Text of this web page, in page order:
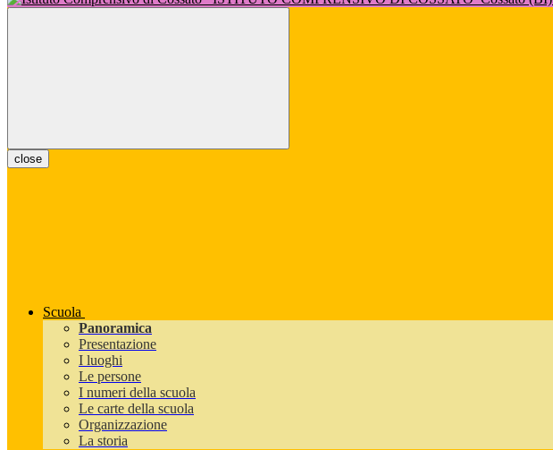
close
Scuola
Panoramica
Presentazione
I luoghi
Le persone
I numeri della scuola
Le carte della scuola
Organizzazione
La storia